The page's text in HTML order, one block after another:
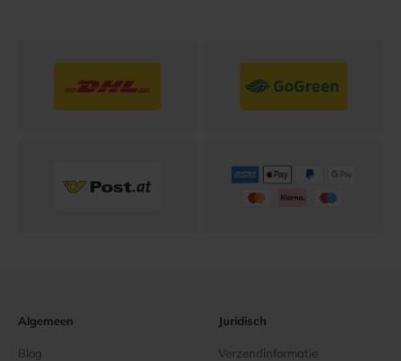
Algemeen
Blog
Juridisch
Verzendinformatie